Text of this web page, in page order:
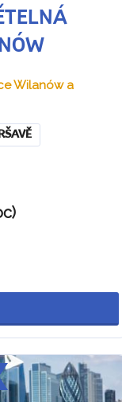
Wilanów a